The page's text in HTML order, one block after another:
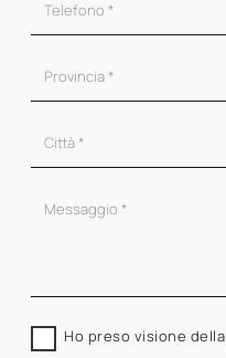
Ho preso visione della